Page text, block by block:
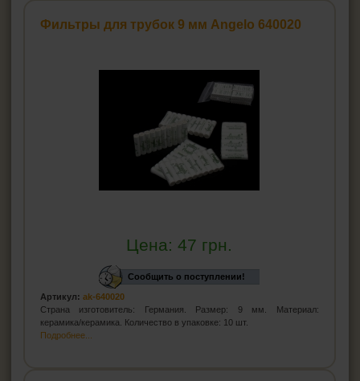
Фильтры для трубок 9 мм Angelo 640020
Цена:47 грн.
Сообщить о поступлении!
Артикул: ak-640020
Страна изготовитель: Германия. Размер: 9 мм. Материал:
керамика/керамика. Количество в упаковке: 10 шт.
Подробнее...
Vauen
Natur Meerschaum
Чистка-тройник для трубок
Подставки для трубок
Ример для трубки